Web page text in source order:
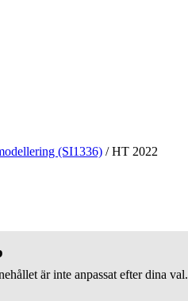
(SI1336) /HT 2022
är inte anpassat efter dina val.